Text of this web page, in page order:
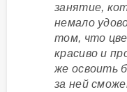
занятие,
немало
том, что
красиво и
же освоить
за ней